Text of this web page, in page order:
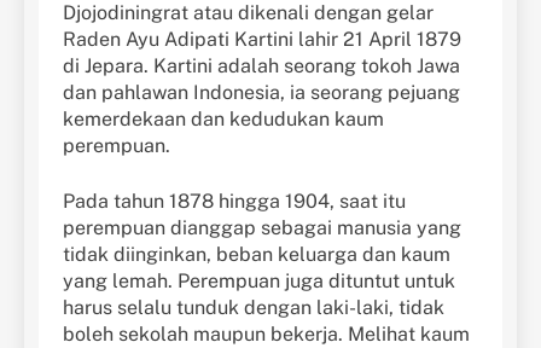
Djojodiningrat atau dikenali dengan gelar
Raden Ayu Adipati Kartini lahir 21 April 1879
di Jepara. Kartini adalah seorang tokoh Jawa
dan pahlawan Indonesia, ia seorang pejuang
kemerdekaan dan kedudukan kaum
perempuan.
Pada tahun 1878 hingga 1904, saat itu
perempuan dianggap sebagai manusia yang
tidak diinginkan, beban keluarga dan kaum
yang lemah. Perempuan juga dituntut untuk
harus selalu tunduk dengan laki-laki, tidak
boleh sekolah maupun bekerja. Melihat kaum